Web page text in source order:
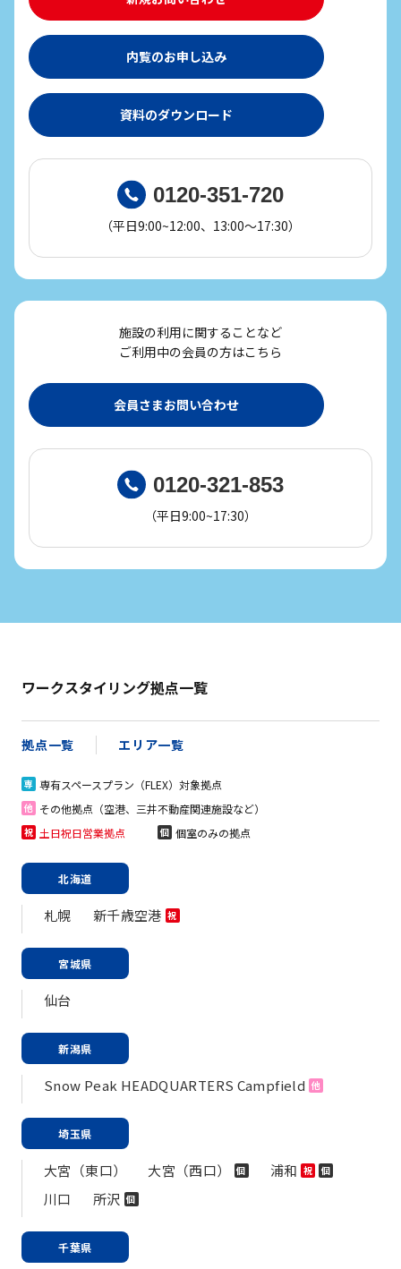
内覧のお申し込み
資料のダウンロード
0120-351-720
（平日9:00~12:00、13:00～17:30）
施設の利用に関することなど
ご利用中の会員の方はこちら
会員さまお問い合わせ
0120-321-853
（平日9:00~17:30）
ワークスタイリング拠点一覧
拠点一覧 エリア一覧
専 専有スペースプラン（FLEX）対象拠点
他 その他拠点（空港、三井不動産関連施設など）
祝 土日祝日営業拠点 個 個室のみの拠点
北海道
札幌 新千歳空港 祝
宮城県
仙台
新潟県
Snow Peak HEADQUARTERS Campfield 他
埼玉県
大宮（東口） 大宮（西口） 個 浦和 祝 個
川口 所沢 個
千葉県